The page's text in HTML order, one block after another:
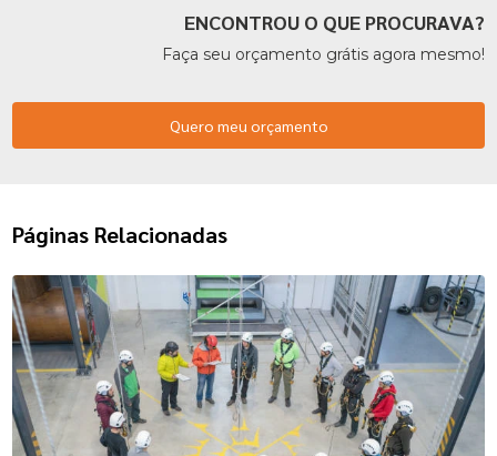
ENCONTROU O QUE PROCURAVA?
Faça seu orçamento grátis agora mesmo!
Quero meu orçamento
Páginas Relacionadas